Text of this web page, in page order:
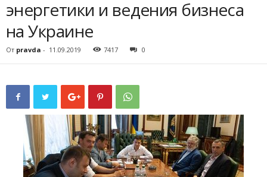
энергетики и ведения бизнеса
на Украине
От pravda - 11.09.2019 7417 0